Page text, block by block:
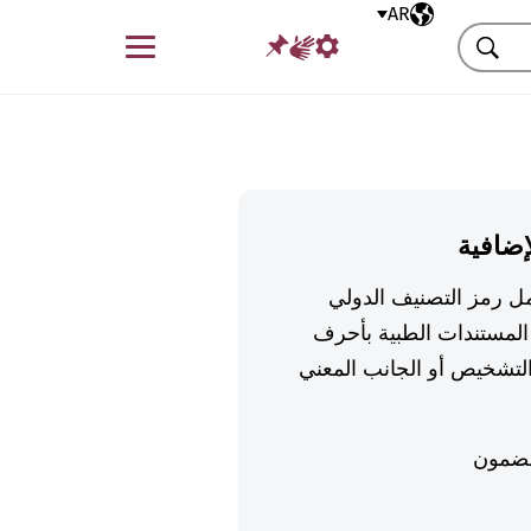
اللغة المختارةAR
قائمة
بحث
رمز التصنيف الدولي
الطبية بأحرف
أو الجانب المعني